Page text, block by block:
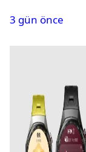
3 gün önce